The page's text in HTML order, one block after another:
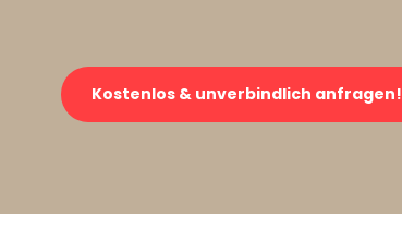
Kostenlos & unverbindlich anfragen!